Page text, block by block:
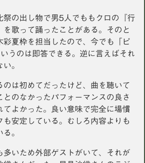
祭の出し物で男5人でももクロの『行
を歌って踊ったことがある。そのと
彩夏枠を担当したので、今でも「ピ
うのは即答できる。逆に言えばそれ
。
のは初めてだったけど、曲を聴いて
とのなかったパフォーマンスの良さ
てよかった。良い意味で完全に場慣
も安定している。むしろ内容よりも
。
多いため外部ゲストがいて、それが